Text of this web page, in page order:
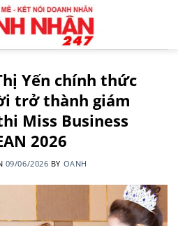
Yến chính thức
trở thành giám
Miss Business
2026
09/06/2026 BY OANH